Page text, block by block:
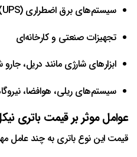
سیستم‌های برق اضطراری (UPS)
تجهیزات صنعتی و کارخانه‌ای
ابزارهای شارژی مانند دریل،
سیستم‌های ریلی، هوافضا،
عوامل موثر بر قیمت باتری
قیمت این نوع باتری به چند عامل